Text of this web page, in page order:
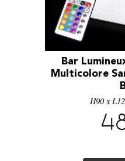
Bar
Multicolore
H90 x